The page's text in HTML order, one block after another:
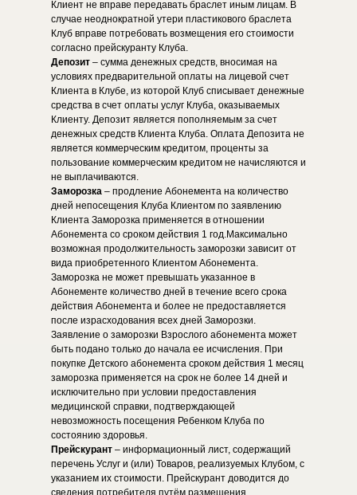
Клиент не вправе передавать браслет иным лицам. В
случае неоднократной утери пластикового браслета
Клуб вправе потребовать возмещения его стоимости
согласно прейскуранту Клуба.
Депозит – сумма денежных средств, вносимая на
условиях предварительной оплаты на лицевой счет
Клиента в Клубе, из которой Клуб списывает денежные
средства в счет оплаты услуг Клуба, оказываемых
Клиенту. Депозит является пополняемым за счет
денежных средств Клиента Клуба. Оплата Депозита не
является коммерческим кредитом, проценты за
пользование коммерческим кредитом не начисляются и
не выплачиваются.
Заморозка – продление Абонемента на количество
дней непосещения Клуба Клиентом по заявлению
Клиента Заморозка применяется в отношении
Абонемента со сроком действия 1 год.Максимально
возможная продолжительность заморозки зависит от
вида приобретенного Клиентом Абонемента.
Заморозка не может превышать указанное в
Абонементе количество дней в течение всего срока
действия Абонемента и более не предоставляется
после израсходования всех дней Заморозки.
Заявление о заморозки Взрослого абонемента может
быть подано только до начала ее исчисления. При
покупке Детского абонемента сроком действия 1 месяц
заморозка применяется на срок не более 14 дней и
исключительно при условии предоставления
медицинской справки, подтверждающей
невозможность посещения Ребенком Клуба по
состоянию здоровья.
Прейскурант – информационный лист, содержащий
перечень Услуг и (или) Товаров, реализуемых Клубом, с
указанием их стоимости. Прейскурант доводится до
сведения потребителя путём размещения